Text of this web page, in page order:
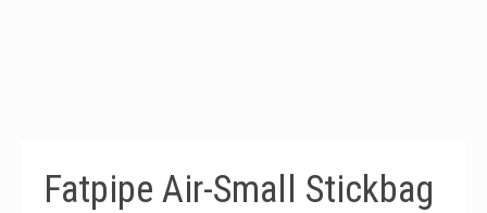
Fatpipe Air-Small Stickbag